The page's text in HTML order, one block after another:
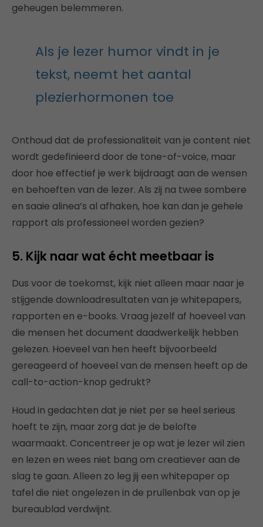
geheugen belemmeren.
Als je lezer humor vindt in je
tekst, neemt het aantal
plezierhormonen toe
Onthoud dat de professionaliteit van je content niet
wordt gedefinieerd door de tone-of-voice, maar
door hoe effectief je werk bijdraagt aan de wensen
en behoeften van de lezer. Als zij na twee sombere
en saaie alinea’s al afhaken, hoe kan dan je gehele
rapport als professioneel worden gezien?
5. Kijk naar wat écht meetbaar is
Dus voor de toekomst, kijk niet alleen maar naar je
stijgende downloadresultaten van je whitepapers,
rapporten en e-books. Vraag jezelf af hoeveel van
die mensen het document daadwerkelijk hebben
gelezen. Hoeveel van hen heeft bijvoorbeeld
gereageerd of hoeveel van de mensen heeft op de
call-to-action-knop gedrukt?
Houd in gedachten dat je niet per se heel serieus
hoeft te zijn, maar zorg dat je de belofte
waarmaakt. Concentreer je op wat je lezer wil zien
en lezen en wees niet bang om creatiever aan de
slag te gaan. Alleen zo leg jij een whitepaper op
tafel die niet ongelezen in de prullenbak van op je
bureaublad verdwijnt.